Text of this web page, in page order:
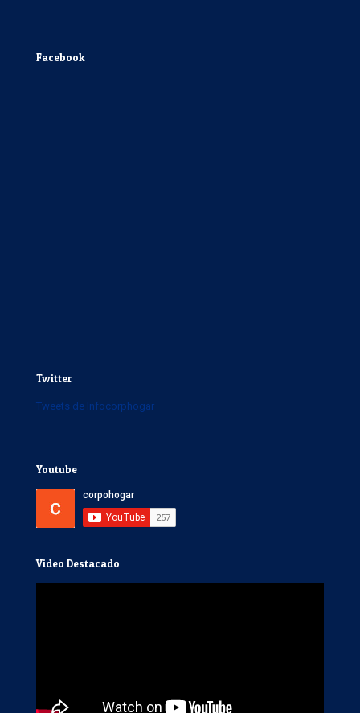
Facebook
Twitter
Tweets de Infocorphogar
Youtube
Video Destacado